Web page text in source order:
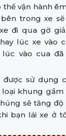
vận hành
trong xe
đi qua gờ
lúc xe vào
vào cua
được sử dụng
loại khung
sẽ tăng độ
bạn lái xe ở